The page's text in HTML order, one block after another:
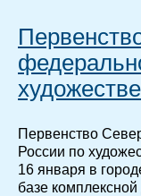
Первенство
России по
16 января в
базе